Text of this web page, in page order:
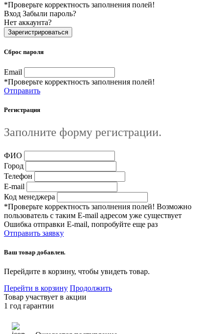
*Проверьте корректность заполнения полей!
Вход Забыли пароль?
Нет аккаунта?
Зарегистрироваться
Сброс пароля
Email
*Проверьте корректность заполнения полей!
Отправить
Регистрация
Заполните форму регистрации.
ФИО
Город
Телефон
E-mail
Код менеджера
*Проверьте корректность заполнения полей! Возможно
пользователь с таким E-mail адресом уже существует
Ошибка отправки E-mail, попробуйте еще раз
Отправить заявку
Ваш товар добавлен.
Перейдите в корзину, чтобы увидеть товар.
Перейти в корзину Продолжить
Товар участвует в акции
1 год гарантии